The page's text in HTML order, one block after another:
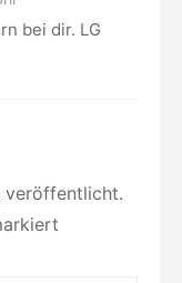
bei dir. LG
veröffentlicht.